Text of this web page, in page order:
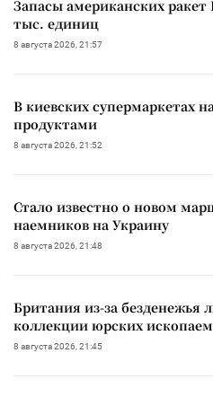
Запасы американских
тыс. единиц
8 августа 2026, 21:57
В киевских супермаркетах
продуктами
8 августа 2026, 21:52
Стало известно о новом
наемников на Украину
8 августа 2026, 21:48
Британия из-за безденежья
коллекции юрских
8 августа 2026, 21:45